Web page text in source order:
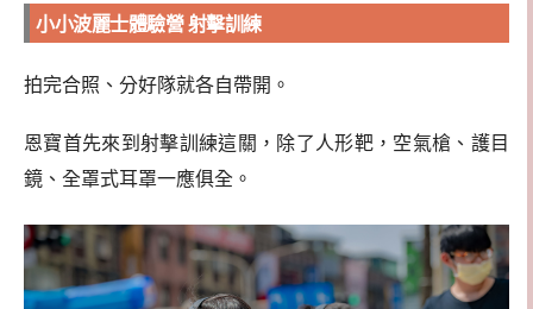
小小波麗士體驗營 射擊訓練
拍完合照、分好隊就各自帶開。
恩寶首先來到射擊訓練這關，除了人形靶，空氣槍、護目
鏡、全罩式耳罩一應俱全。